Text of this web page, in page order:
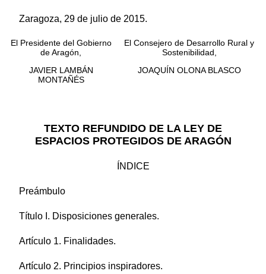
Zaragoza, 29 de julio de 2015.
El Presidente del Gobierno
de Aragón,
El Consejero de Desarrollo Rural y
Sostenibilidad,
JAVIER LAMBÁN
MONTAÑÉS
JOAQUÍN OLONA BLASCO
TEXTO REFUNDIDO DE LA LEY DE
ESPACIOS PROTEGIDOS DE ARAGÓN
ÍNDICE
Preámbulo
Título I. Disposiciones generales.
Artículo 1. Finalidades.
Artículo 2. Principios inspiradores.